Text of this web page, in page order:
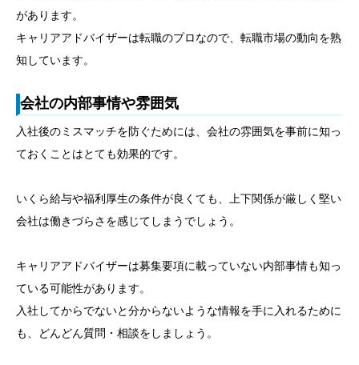
があります。
キャリアアドバイザーは転職のプロなので、転職市場の動向を熟
知しています。
会社の内部事情や雰囲気
入社後のミスマッチを防ぐためには、会社の雰囲気を事前に知っ
ておくことはとても効果的です。
いくら給与や福利厚生の条件が良くても、上下関係が厳しく堅い
会社は働きづらさを感じてしまうでしょう。
キャリアアドバイザーは募集要項に載っていない内部事情も知っ
ている可能性があります。
入社してからでないと分からないような情報を手に入れるために
も、どんどん質問・相談をしましょう。